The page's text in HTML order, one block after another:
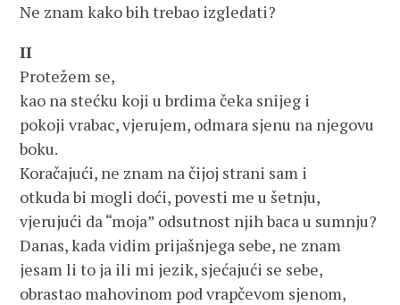
Ne znam kako bih trebao izgledati?
II
Protežem se,
kao na stećku koji u brdima čeka snijeg i
pokoji vrabac, vjerujem, odmara sjenu na njegovu
boku.
Koračajući, ne znam na čijoj strani sam i
otkuda bi mogli doći, povesti me u šetnju,
vjerujući da “moja” odsutnost njih baca u sumnju?
Danas, kada vidim prijašnjega sebe, ne znam
jesam li to ja ili mi jezik, sjećajući se sebe,
obrastao mahovinom pod vrapčevom sjenom,